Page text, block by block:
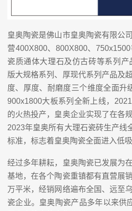
皇奥陶瓷是佛山市皇奥陶瓷有限公
营400X800、800X800、
瓷质通体大理石及仿古砖等系列产
版大规格系列、厚现代系列产品及
度、厚度、耐磨度三个维度全面升
900x1800大板系列全新上线，
的火热投产，皇奥企业实现了在各
2023年皇奥所有大理石瓷砖生产线
标准，标志着皇奥陶瓷全面进入低吸
经过多年耕耘，皇奥陶瓷已发展为
基地，在各个陶瓷重镇都有直营展
万平米，经销网络遍布全国、远至
瓷企业。皇奥陶瓷产品多年以来供